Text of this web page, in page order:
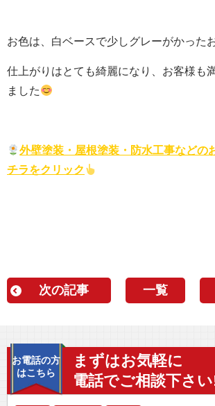
お色は、白ベースで少しグレーがかった
仕上がりはとても綺麗になり、お客様も
ました
外壁塗装・屋根塗装・防水工事などの
チラをクリック
次の記事 一覧
お電話の方
はこちら
まずはお気軽に
電話でご相談下さ